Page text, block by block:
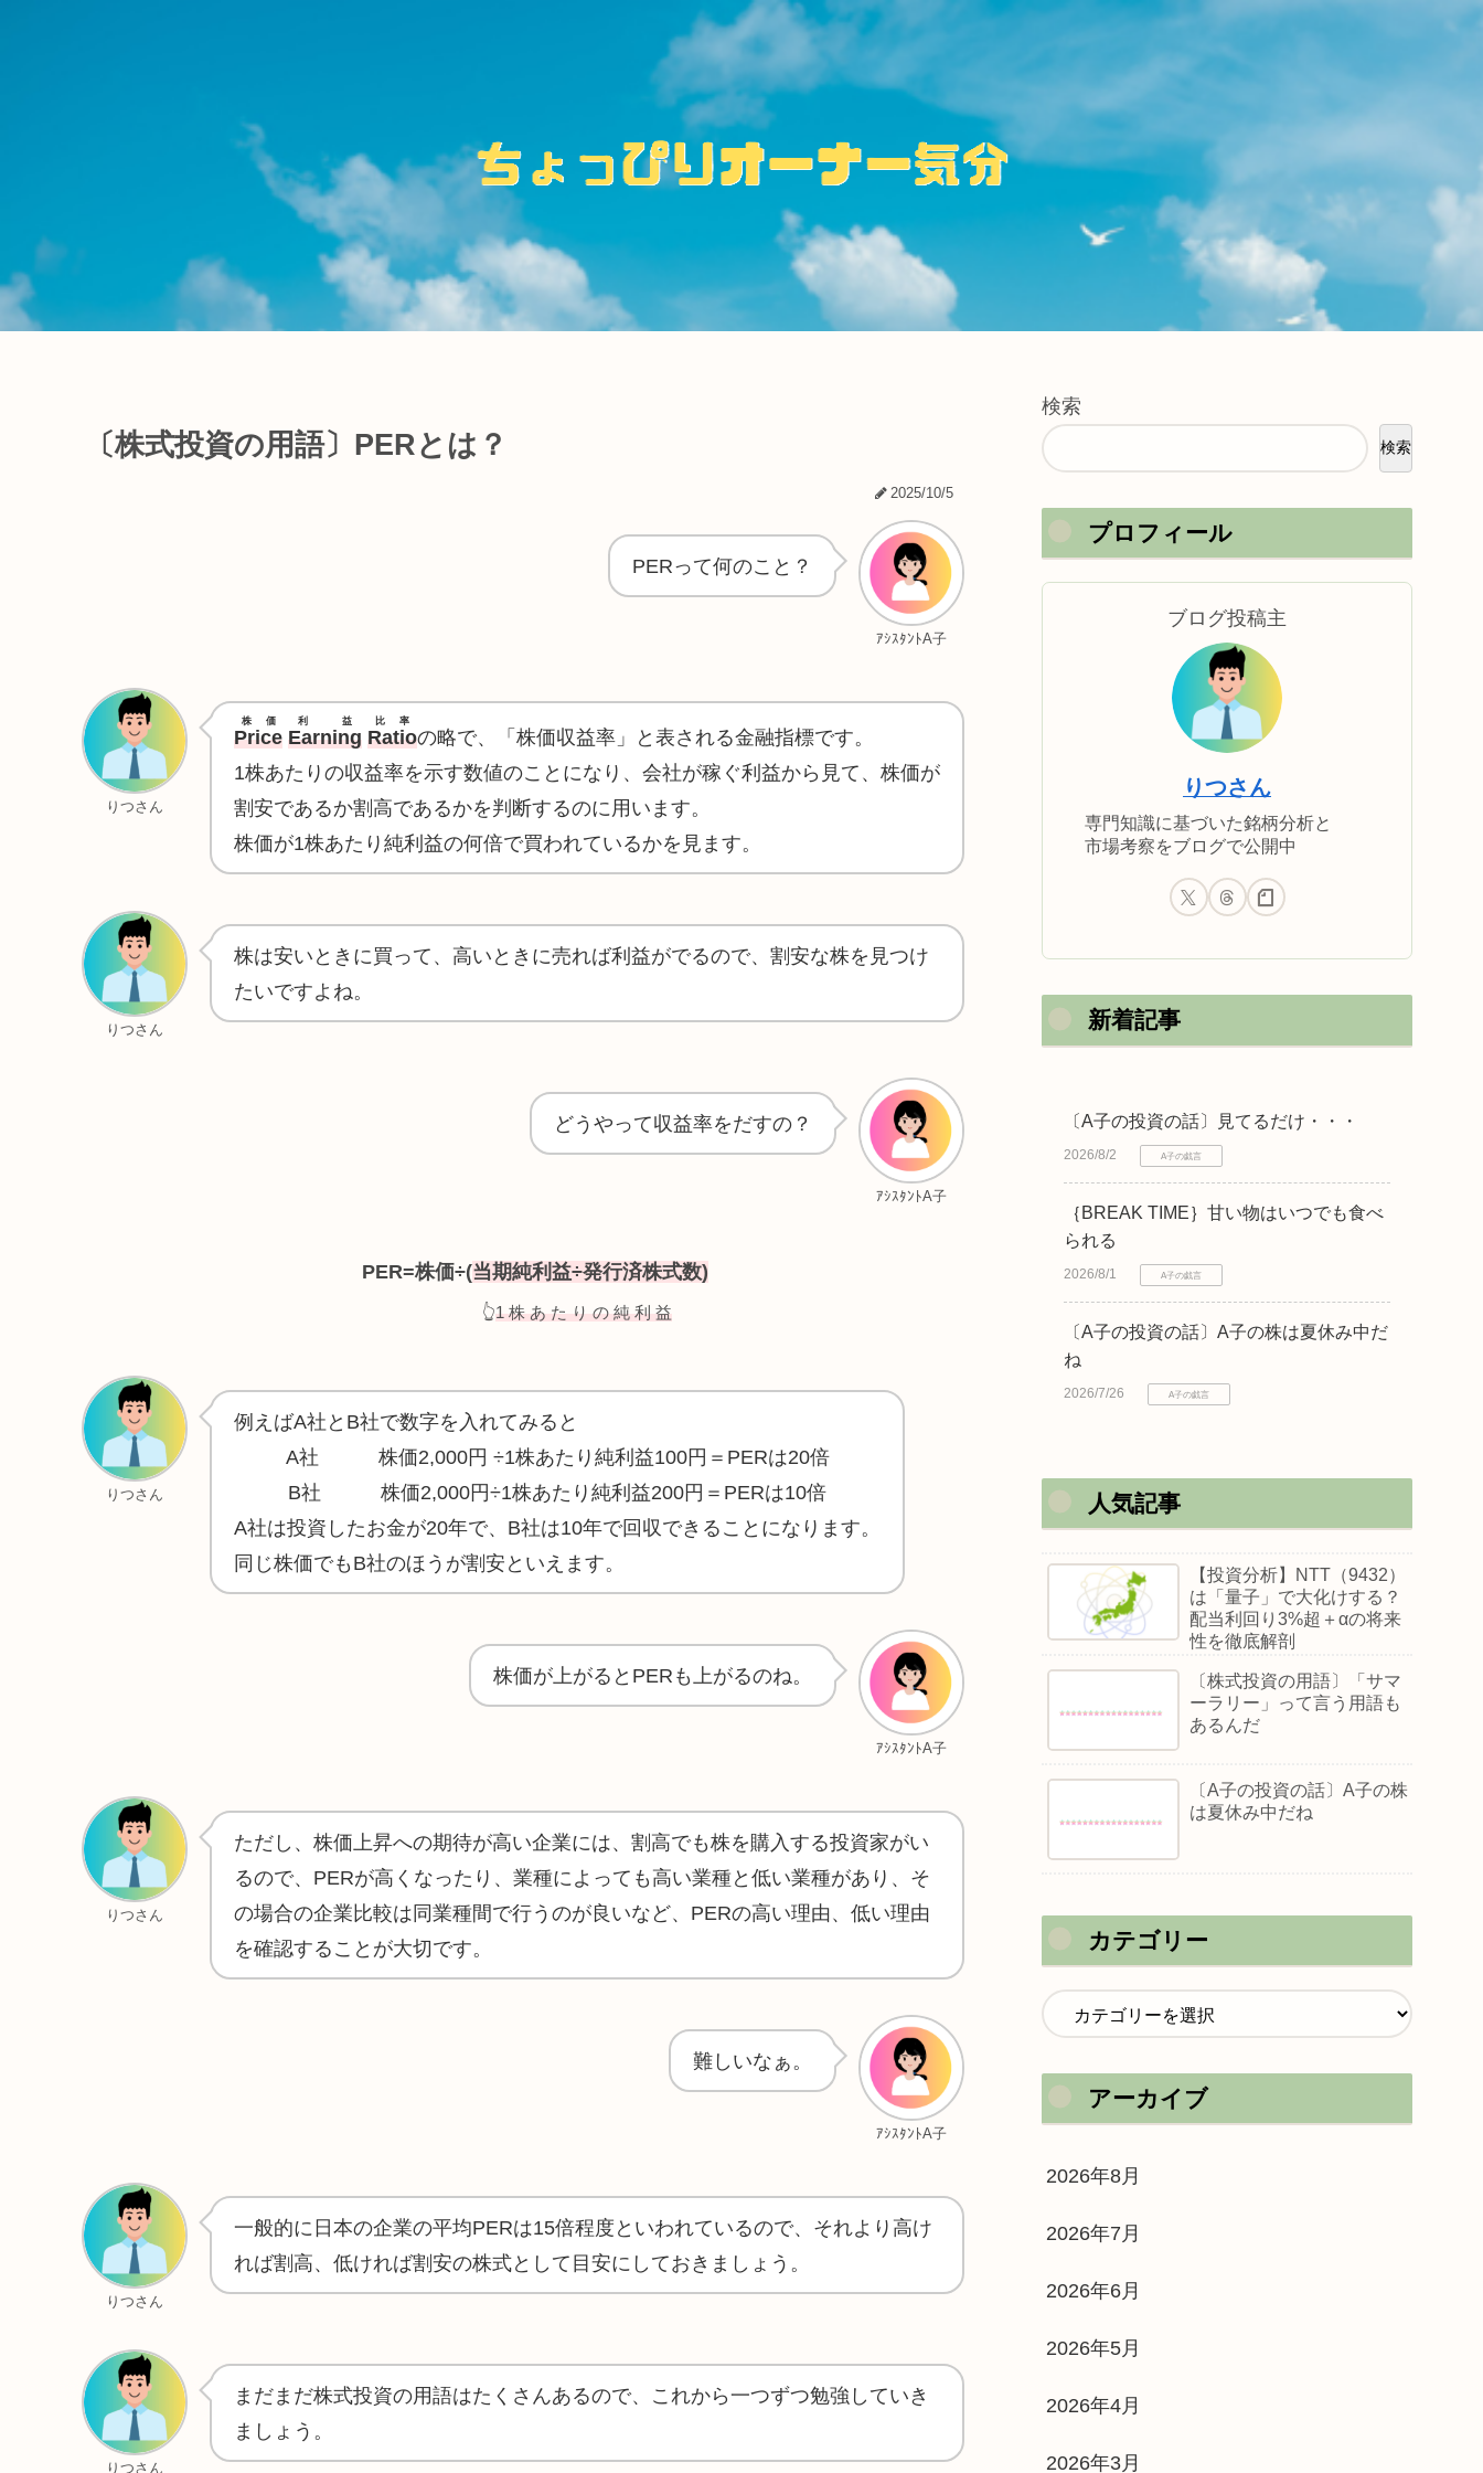
〔株式投資の用語〕PERとは？
2025/10/5
ｱｼｽﾀﾝﾄA子
PERって何のこと？
りつさん
Price
株価
Earning
利益
Ratio
比率
の略で、「株価収益率」と表される金融指標です。
1株あたりの収益率を示す数値のことになり、会社が稼ぐ利益から見て、株価が
割安であるか割高であるかを判断するのに用います。
株価が1株あたり純利益の何倍で買われているかを見ます。
りつさん
株は安いときに買って、高いときに売れば利益がでるので、割安な株を見つけ
たいですよね。
ｱｼｽﾀﾝﾄA子
どうやって収益率をだすの？
PER=株価÷(当期純利益÷発行済株式数)
👆1 株 あ た り の 純 利 益
りつさん
例えばA社とB社で数字を入れてみると
A社 株価2,000円 ÷1株あたり純利益100円＝PERは20倍
B社 株価2,000円÷1株あたり純利益200円＝PERは10倍
A社は投資したお金が20年で、B社は10年で回収できることになります。
同じ株価でもB社のほうが割安といえます。
ｱｼｽﾀﾝﾄA子
株価が上がるとPERも上がるのね。
りつさん
ただし、株価上昇への期待が高い企業には、割高でも株を購入する投資家がい
るので、PERが高くなったり、業種によっても高い業種と低い業種があり、そ
の場合の企業比較は同業種間で行うのが良いなど、PERの高い理由、低い理由
を確認することが大切です。
ｱｼｽﾀﾝﾄA子
難しいなぁ。
りつさん
一般的に日本の企業の平均PERは15倍程度といわれているので、それより高け
れば割高、低ければ割安の株式として目安にしておきましょう。
りつさん
まだまだ株式投資の用語はたくさんあるので、これから一つずつ勉強していき
ましょう。
検索
検索
プロフィール
ブログ投稿主
りつさん
専門知識に基づいた銘柄分析と
市場考察をブログで公開中
新着記事
〔A子の投資の話〕見てるだけ・・・
2026/8/2 A子の戯言
｛BREAK TIME｝甘い物はいつでも食べ
られる
2026/8/1 A子の戯言
〔A子の投資の話〕A子の株は夏休み中だ
ね
2026/7/26 A子の戯言
人気記事
【投資分析】NTT（9432）
は「量子」で大化けする？
配当利回り3%超＋αの将来
性を徹底解剖
〔株式投資の用語〕「サマ
ーラリー」って言う用語も
あるんだ
〔A子の投資の話〕A子の株
は夏休み中だね
カテゴリー
アーカイブ
2026年8月
2026年7月
2026年6月
2026年5月
2026年4月
2026年3月